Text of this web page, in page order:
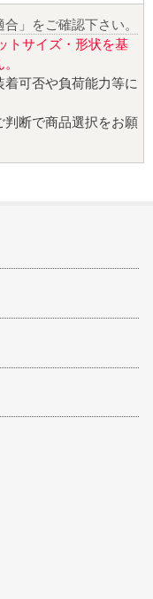
」をご確認下さい。
トサイズ・形状を基
可否や負荷能力等に
断で商品選択をお願